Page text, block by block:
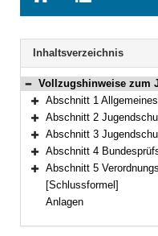
BAYERN.RECHT
letzten
Suche
Navigation
Inhaltsverzeichnis
Bereich reduzieren
Vollzugshinweise zum
Bereich erweitern
Abschnitt 1 Allgemeines
Bereich erweitern
Abschnitt 2
Bereich erweitern
Abschnitt 3
Bereich erweitern
Abschnitt 4
Bereich erweitern
Abschnitt 5
[Schlussformel]
Anlagen